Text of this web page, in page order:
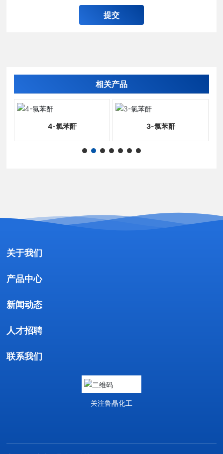
提交
相关产品
4-氯苯酐 3-氯苯酐
关于我们
产品中心
新闻动态
人才招聘
联系我们
关注鲁晶化工